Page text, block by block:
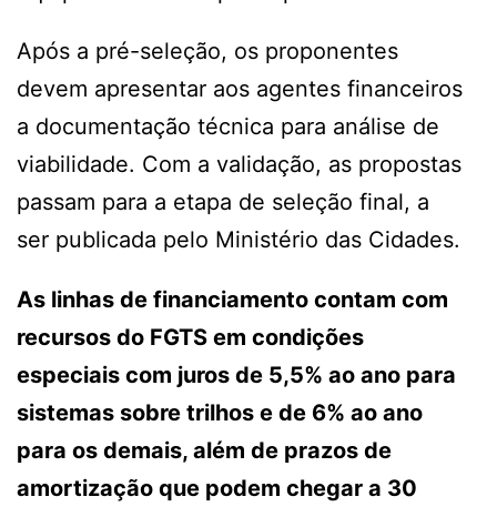
Após a pré-seleção, os proponentes
devem apresentar aos agentes financeiros
a documentação técnica para análise de
viabilidade. Com a validação, as propostas
passam para a etapa de seleção final, a
ser publicada pelo Ministério das Cidades.
As linhas de financiamento contam com
recursos do FGTS em condições
especiais com juros de 5,5% ao ano para
sistemas sobre trilhos e de 6% ao ano
para os demais, além de prazos de
amortização que podem chegar a 30